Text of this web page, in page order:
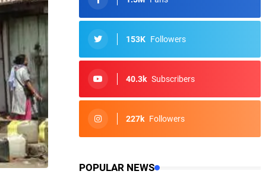
153K Followers
40.3k Subscribers
227k Followers
POPULAR NEWS